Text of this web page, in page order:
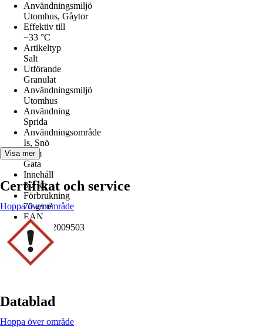
Användningsmiljö
Utomhus, Gåytor
Effektiv till
−33 °C
Artikeltyp
Salt
Utförande
Granulat
Användningsmiljö
Utomhus
Användning
Sprida
Användningsområde
Is, Snö
Rum
Gata
Innehåll
3,2 kg
Förbrukning
70 g/m²
EAN
7391472009503
Visa mer
Certifikat och service
Hoppa över område
Datablad
Hoppa över område